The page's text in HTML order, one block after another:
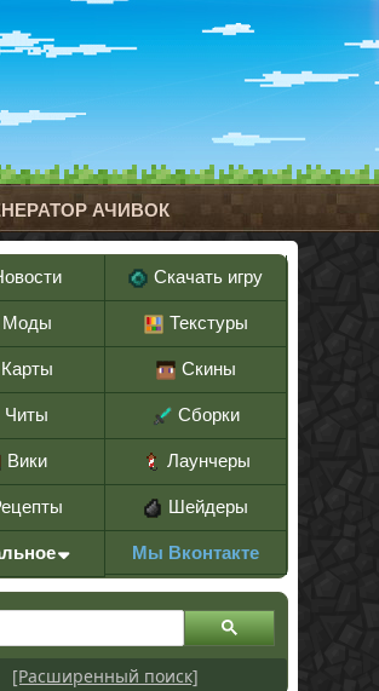
АЧИВОК
Скачать игру
Моды Текстуры
Карты Скины
Читы Сборки
Вики Лаунчеры
Шейдеры
Мы Вконтакте
[Расширенный поиск]